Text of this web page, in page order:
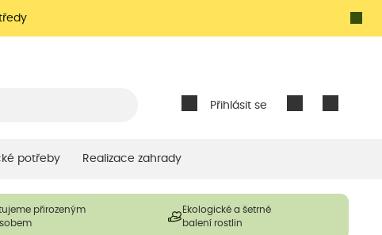
Přihlásit se
potřeby Realizace zahrady
přirozeným
Ekologické a šetrné
balení rostlin